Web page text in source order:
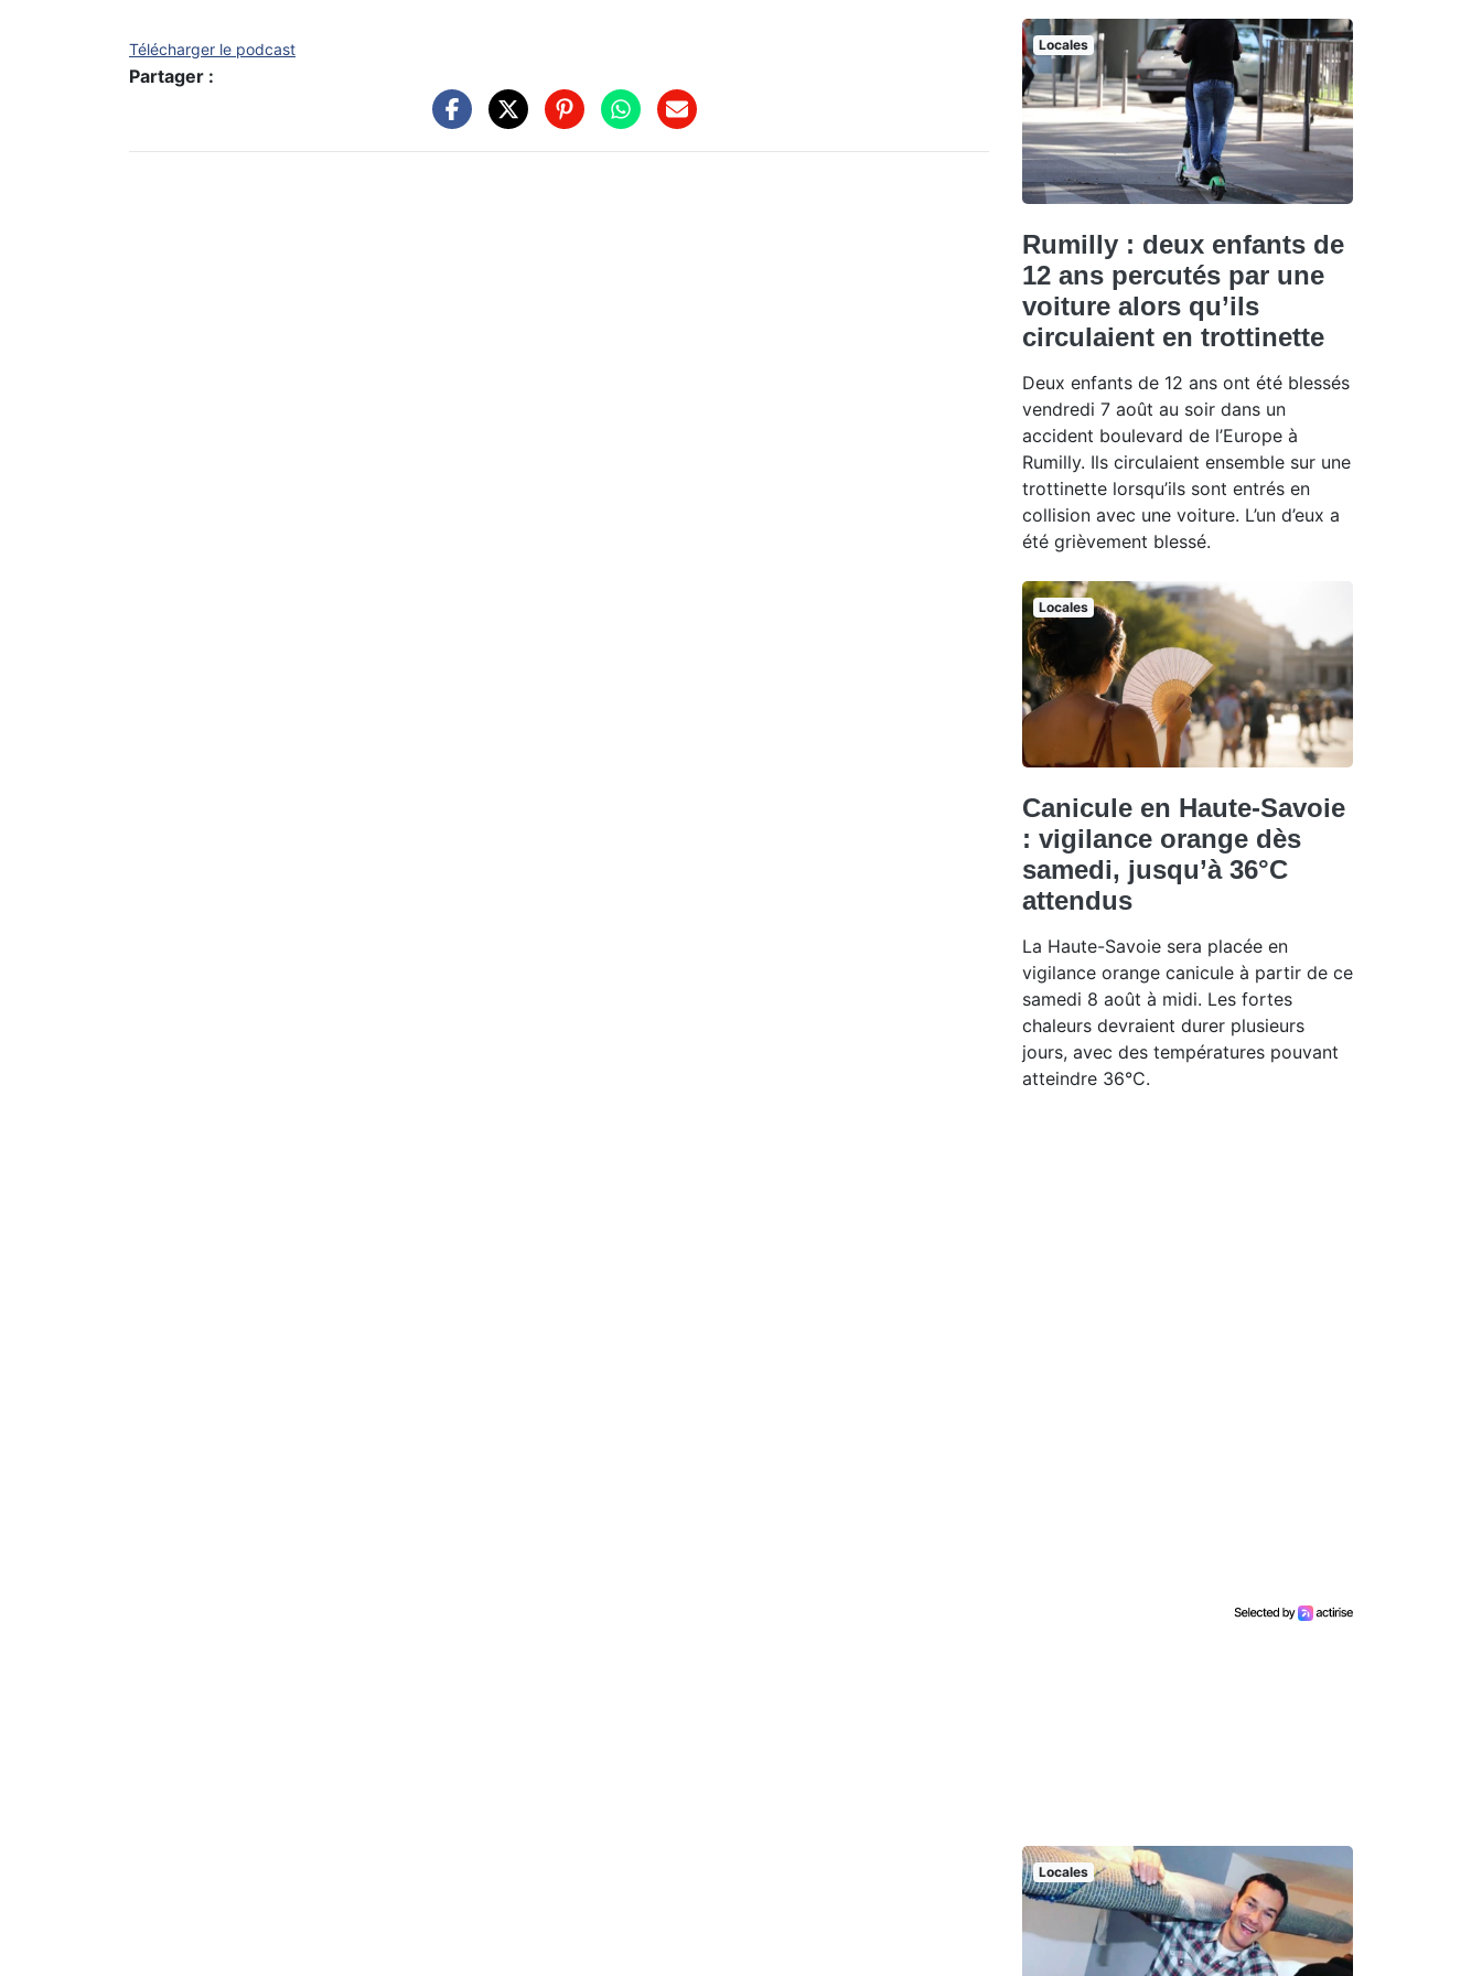
Télécharger le podcast
Partager :
Locales
Rumilly : deux enfants de
12 ans percutés par une
voiture alors qu’ils
circulaient en trottinette
Deux enfants de 12 ans ont été blessés
vendredi 7 août au soir dans un
accident boulevard de l’Europe à
Rumilly. Ils circulaient ensemble sur une
trottinette lorsqu’ils sont entrés en
collision avec une voiture. L’un d’eux a
été grièvement blessé.
Locales
Canicule en Haute-Savoie
: vigilance orange dès
samedi, jusqu’à 36°C
attendus
La Haute-Savoie sera placée en
vigilance orange canicule à partir de ce
samedi 8 août à midi. Les fortes
chaleurs devraient durer plusieurs
jours, avec des températures pouvant
atteindre 36°C.
Locales